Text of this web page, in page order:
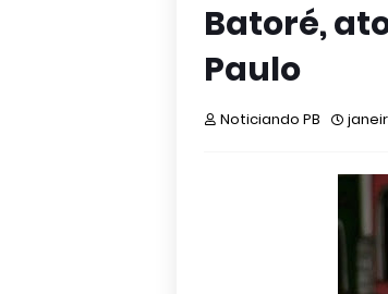
Batoré,
Paulo
Noticiando PB